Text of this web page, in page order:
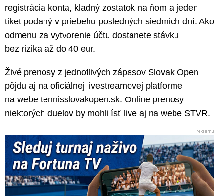
registrácia konta, kladný zostatok na ňom a jeden
tiket podaný v priebehu posledných siedmich dní. Ako
odmenu za vytvorenie účtu dostanete stávku
bez rizika až do 40 eur.
Živé prenosy z jednotlivých zápasov Slovak Open
pôjdu aj na oficiálnej livestreamovej platforme
na webe tennisslovakopen.sk. Online prenosy
niektorých duelov by mohli ísť live aj na webe STVR.